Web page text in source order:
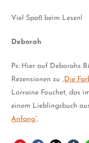
Viel Spaß beim Lesen!
Deborah
Ps: Hier auf Deborahs
Rezensionen zu „Die
Lorraine Fouchet, das
einem Lieblingsbuch
Anfang“.